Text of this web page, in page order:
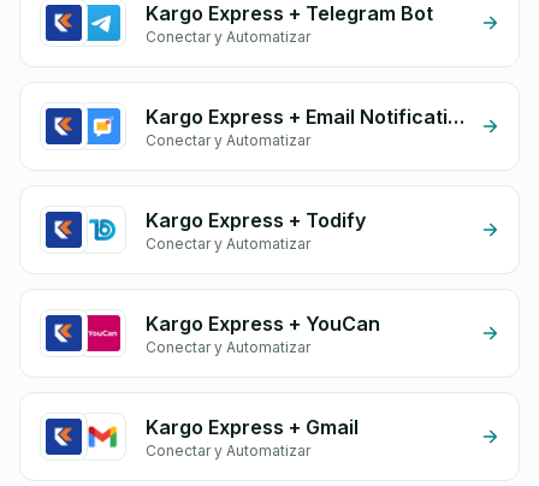
Kargo Express + Telegram Bot
Conectar y Automatizar
Kargo Express + Email Notifications by eGrow
Conectar y Automatizar
Kargo Express + Todify
Conectar y Automatizar
Kargo Express + YouCan
Conectar y Automatizar
Kargo Express + Gmail
Conectar y Automatizar